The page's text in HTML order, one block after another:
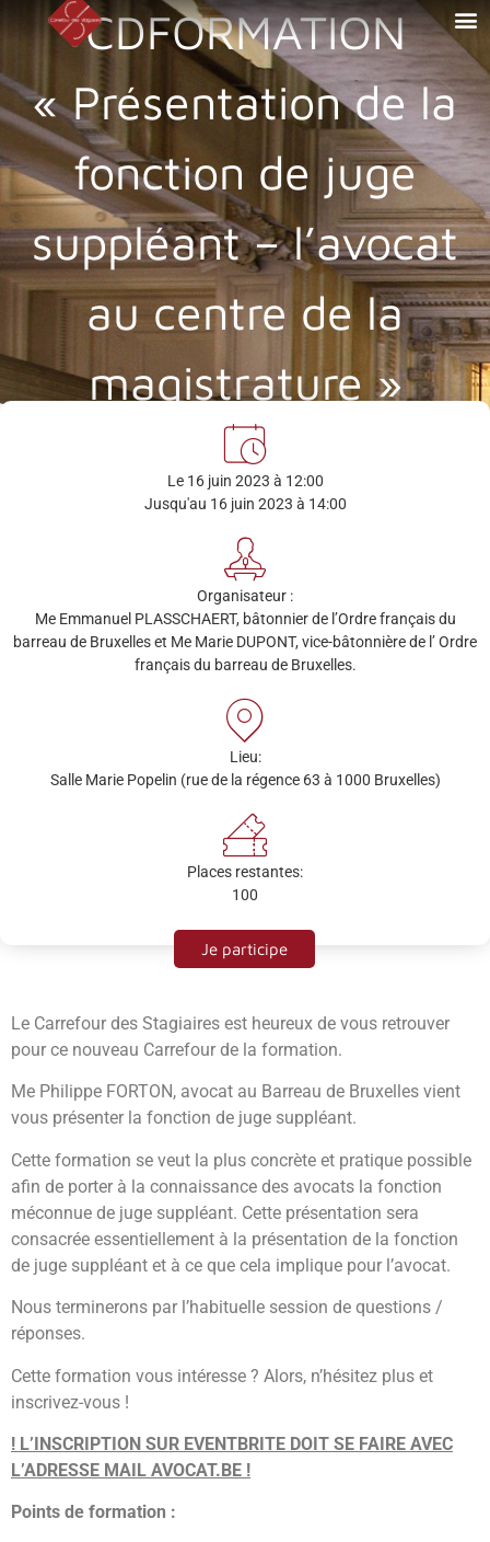
CDFORMATION
« Présentation de la
fonction de juge
suppléant – l’avocat
au centre de la
magistrature »
Le 16 juin 2023 à 12:00
Jusqu'au 16 juin 2023 à 14:00
Organisateur :
Me Emmanuel PLASSCHAERT, bâtonnier de l’Ordre français du
barreau de Bruxelles et Me Marie DUPONT, vice-bâtonnière de l’ Ordre
français du barreau de Bruxelles.
Lieu:
Salle Marie Popelin (rue de la régence 63 à 1000 Bruxelles)
Places restantes:
100
Je participe
Le Carrefour des Stagiaires est heureux de vous retrouver
pour ce nouveau Carrefour de la formation.
Me Philippe FORTON, avocat au Barreau de Bruxelles vient
vous présenter la fonction de juge suppléant.
Cette formation se veut la plus concrète et pratique possible
afin de porter à la connaissance des avocats la fonction
méconnue de juge suppléant. Cette présentation sera
consacrée essentiellement à la présentation de la fonction
de juge suppléant et à ce que cela implique pour l’avocat.
Nous terminerons par l’habituelle session de questions /
réponses.
Cette formation vous intéresse ? Alors, n’hésitez plus et
inscrivez-vous !
! L’INSCRIPTION SUR EVENTBRITE DOIT SE FAIRE AVEC
L’ADRESSE MAIL AVOCAT.BE !
Points de formation :